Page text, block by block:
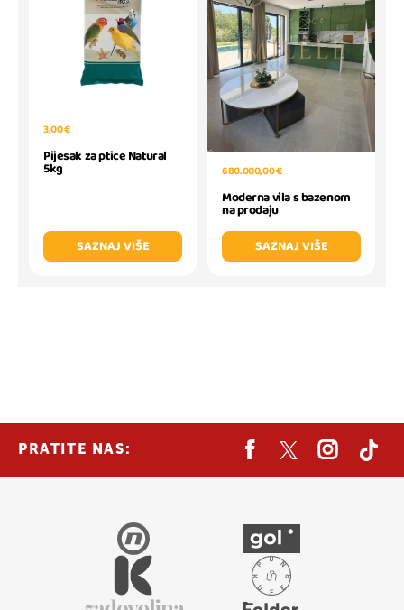
3,00 €
Pijesak za ptice Natural
5kg
SAZNAJ VIŠE
680.000,00 €
Moderna vila s bazenom
na prodaju
SAZNAJ VIŠE
PRATITE NAS: